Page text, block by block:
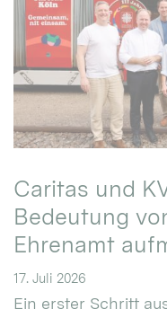
Caritas und
Bedeutung
Ehrenamt
17. Juli 2026
Ein erster Schritt